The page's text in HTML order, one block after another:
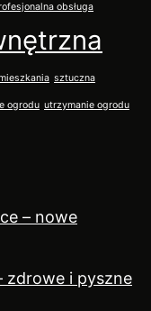
obsługa
sztuczna
ogrodu utrzymanie ogrodu
– nowe
zdrowe i pyszne